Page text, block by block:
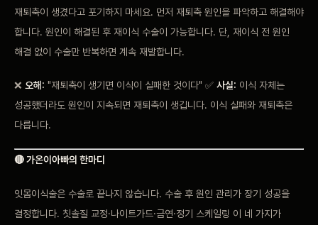
재퇴축이 생겼다고 포기하지 마세요. 먼저 재퇴축 원인을 파악하고 해결해야
합니다. 원인이 해결된 후 재이식 수술이 가능합니다. 단, 재이식 전 원인
해결 없이 수술만 반복하면 계속 재발합니다.
❌ 오해: "재퇴축이 생기면 이식이 실패한 것이다" ✅ 사실: 이식 자체는
성공했더라도 원인이 지속되면 재퇴축이 생깁니다. 이식 실패와 재퇴축은
다릅니다.
🔴 가온이아빠의 한마디
잇몸이식술은 수술로 끝나지 않습니다. 수술 후 원인 관리가 장기 성공을
결정합니다. 칫솔질 교정·나이트가드·금연·정기 스케일링 이 네 가지가